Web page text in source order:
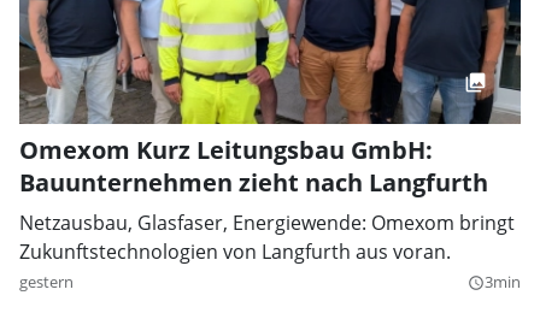
Omexom Kurz Leitungsbau GmbH:
Bauunternehmen zieht nach Langfurth
Netzausbau, Glasfaser, Energiewende: Omexom bringt
Zukunftstechnologien von Langfurth aus voran.
gestern query_builder3min